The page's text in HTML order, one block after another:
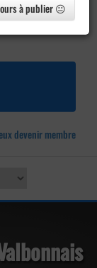
devenir membre
à publier 😐